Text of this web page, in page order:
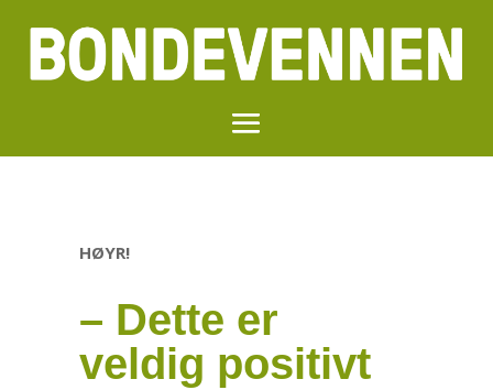
HØYR!
– Dette er
veldig positivt